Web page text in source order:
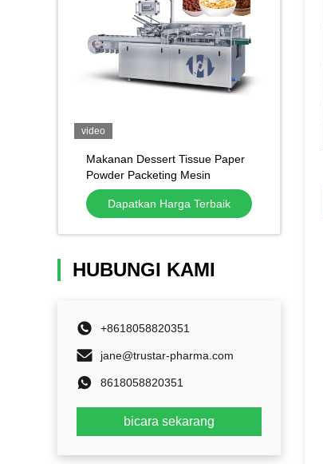
video
Makanan Dessert Tissue Paper
Powder Packeting Mesin
Cartoning Box Carton Packing
Mesin Pengemasan
Dapatkan Harga Terbaik
HUBUNGI KAMI
+8618058820351
jane@trustar-pharma.com
8618058820351
bicara sekarang